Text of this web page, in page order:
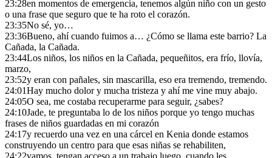
23:28en momentos de emergencia, tenemos algún niño con un gesto
o una frase que seguro que te ha roto el corazón.
23:35No sé, yo…
23:36Bueno, ahí cuando fuimos a… ¿Cómo se llama este barrio? La
Cañada, la Cañada.
23:44Los niños, los niños en la Cañada, pequeñitos, era frío, llovía,
marzo,
23:52y eran con pañales, sin mascarilla, eso era tremendo, tremendo.
24:01Hay mucho dolor y mucha tristeza y ahí me vine muy abajo.
24:05O sea, me costaba recuperarme para seguir, ¿sabes?
24:10Jade, te preguntaba lo de los niños porque yo tengo muchas
frases de niños guardadas en mi corazón
24:17y recuerdo una vez en una cárcel en Kenia donde estamos
construyendo un centro para que esas niñas se rehabiliten,